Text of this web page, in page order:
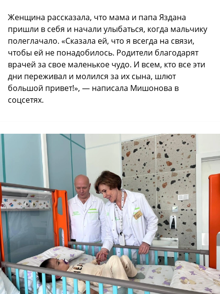
Женщина рассказала, что мама и папа Яздана
пришли в себя и начали улыбаться, когда мальчику
полеглачало. «Сказала ей, что я всегда на связи,
чтобы ей не понадобилось. Родители благодарят
врачей за свое маленькое чудо. И всем, кто все эти
дни переживал и молился за их сына, шлют
большой привет!», — написала Мишонова в
соцсетях.